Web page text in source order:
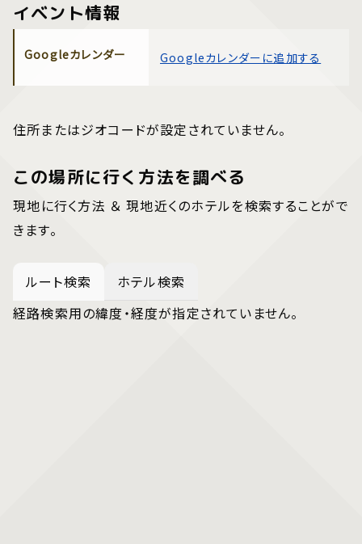
イベント情報
Googleカレンダー Googleカレンダーに追加する
住所またはジオコードが設定されていません。
この場所に行く方法を調べる
現地に行く方法 ＆ 現地近くのホテルを検索することがで
きます。
ルート検索
ホテル検索
経路検索用の緯度・経度が指定されていません。